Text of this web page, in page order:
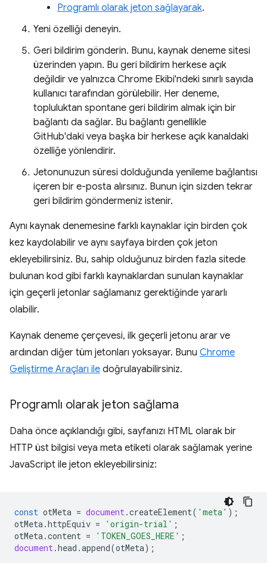
Programlı olarak jeton sağlayarak.
Yeni özelliği deneyin.
Geri bildirim gönderin. Bunu, kaynak deneme sitesi
üzerinden yapın. Bu geri bildirim herkese açık
değildir ve yalnızca Chrome Ekibi'ndeki sınırlı sayıda
kullanıcı tarafından görülebilir. Her deneme,
topluluktan spontane geri bildirim almak için bir
bağlantı da sağlar. Bu bağlantı genellikle
GitHub'daki veya başka bir herkese açık kanaldaki
özelliğe yönlendirir.
Jetonunuzun süresi dolduğunda yenileme bağlantısı
içeren bir e-posta alırsınız. Bunun için sizden tekrar
geri bildirim göndermeniz istenir.
Aynı kaynak denemesine farklı kaynaklar için birden çok
kez kaydolabilir ve aynı sayfaya birden çok jeton
ekleyebilirsiniz. Bu, sahip olduğunuz birden fazla sitede
bulunan kod gibi farklı kaynaklardan sunulan kaynaklar
için geçerli jetonlar sağlamanız gerektiğinde yararlı
olabilir.
Kaynak deneme çerçevesi, ilk geçerli jetonu arar ve
ardından diğer tüm jetonları yoksayar. Bunu Chrome
Geliştirme Araçları ile doğrulayabilirsiniz.
Programlı olarak jeton sağlama
Daha önce açıklandığı gibi, sayfanızı HTML olarak bir
HTTP üst bilgisi veya meta etiketi olarak sağlamak yerine
JavaScript ile jeton ekleyebilirsiniz:
const otMeta = document.createElement( 'meta' );
otMeta.httpEquiv = 'origin-trial' ;
otMeta.content = 'TOKEN_GOES_HERE' ;
document.head .append(otMeta);